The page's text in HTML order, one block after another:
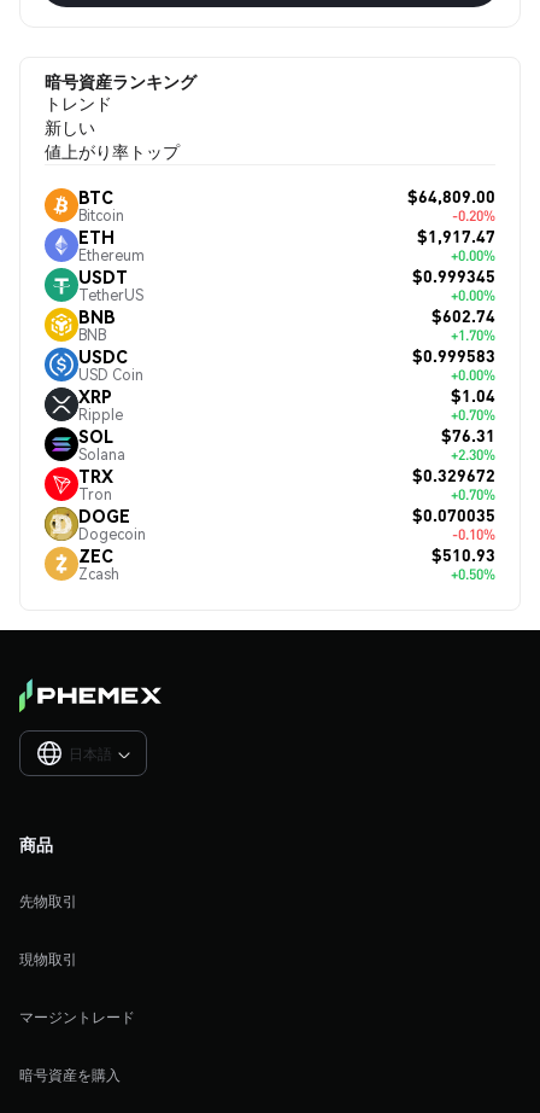
暗号資産ランキング
トレンド
新しい
値上がり率トップ
BTC
Bitcoin
$64,809.00
-0.20%
ETH
Ethereum
$1,917.47
+0.00%
USDT
TetherUS
$0.999345
+0.00%
BNB
BNB
$602.74
+1.70%
USDC
USD Coin
$0.999583
+0.00%
XRP
Ripple
$1.04
+0.70%
SOL
Solana
$76.31
+2.30%
TRX
Tron
$0.329672
+0.70%
DOGE
Dogecoin
$0.070035
-0.10%
ZEC
Zcash
$510.93
+0.50%
日本語 
商品
先物取引
現物取引
マージントレード
暗号資産を購入